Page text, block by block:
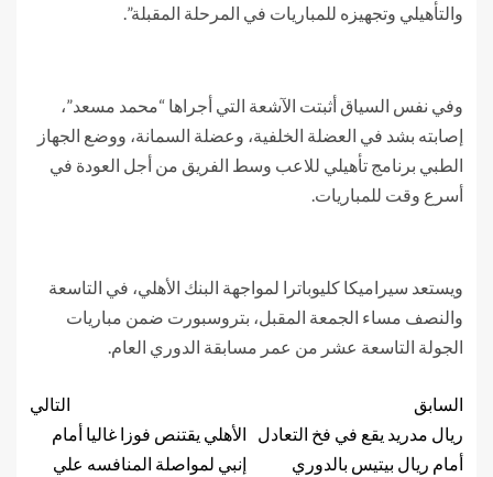
والتأهيلي وتجهيزه للمباريات في المرحلة المقبلة”.
وفي نفس السياق أثبتت الآشعة التي أجراها “محمد مسعد”،
إصابته بشد في العضلة الخلفية، وعضلة السمانة، ووضع الجهاز
الطبي برنامج تأهيلي للاعب وسط الفريق من أجل العودة في
أسرع وقت للمباريات.
ويستعد سيراميكا كليوباترا لمواجهة البنك الأهلي، في التاسعة
والنصف مساء الجمعة المقبل، بتروسبورت ضمن مباريات
الجولة التاسعة عشر من عمر مسابقة الدوري العام.
السابق
ريال مدريد يقع في فخ التعادل
أمام ريال بيتيس بالدوري
التالي
الأهلي يقتنص فوزا غاليا أمام
إنبي لمواصلة المنافسه علي